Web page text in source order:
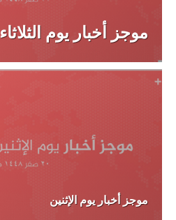
موجز أخبار يوم الثلاثاء
موجز أخبار يوم الإثنين